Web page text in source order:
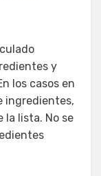
y
los casos en
ingredientes,
la lista. No se